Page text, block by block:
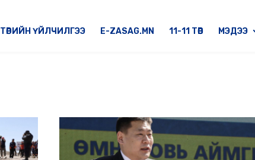
ТӨРИЙН ҮЙЛЧИЛГЭЭ E-ZASAG.MN 11-11 ТӨВ МЭДЭЭ